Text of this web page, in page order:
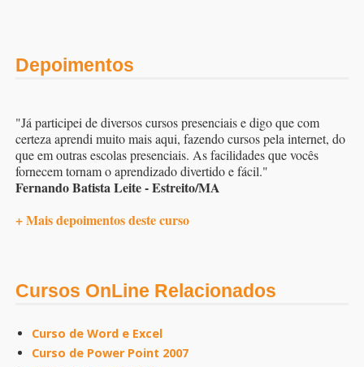
Depoimentos
"Já participei de diversos cursos presenciais e digo que com
certeza aprendi muito mais aqui, fazendo cursos pela internet, do
que em outras escolas presenciais. As facilidades que vocês
fornecem tornam o aprendizado divertido e fácil."
Fernando Batista Leite - Estreito/MA
+ Mais depoimentos deste curso
Cursos OnLine Relacionados
Curso de Word e Excel
Curso de Power Point 2007